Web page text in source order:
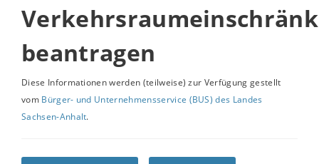
beantragen
Diese Informationen werden (teilweise) zur Verfügung gestellt
vom Bürger- und Unternehmensservice (BUS) des Landes
Sachsen-Anhalt.